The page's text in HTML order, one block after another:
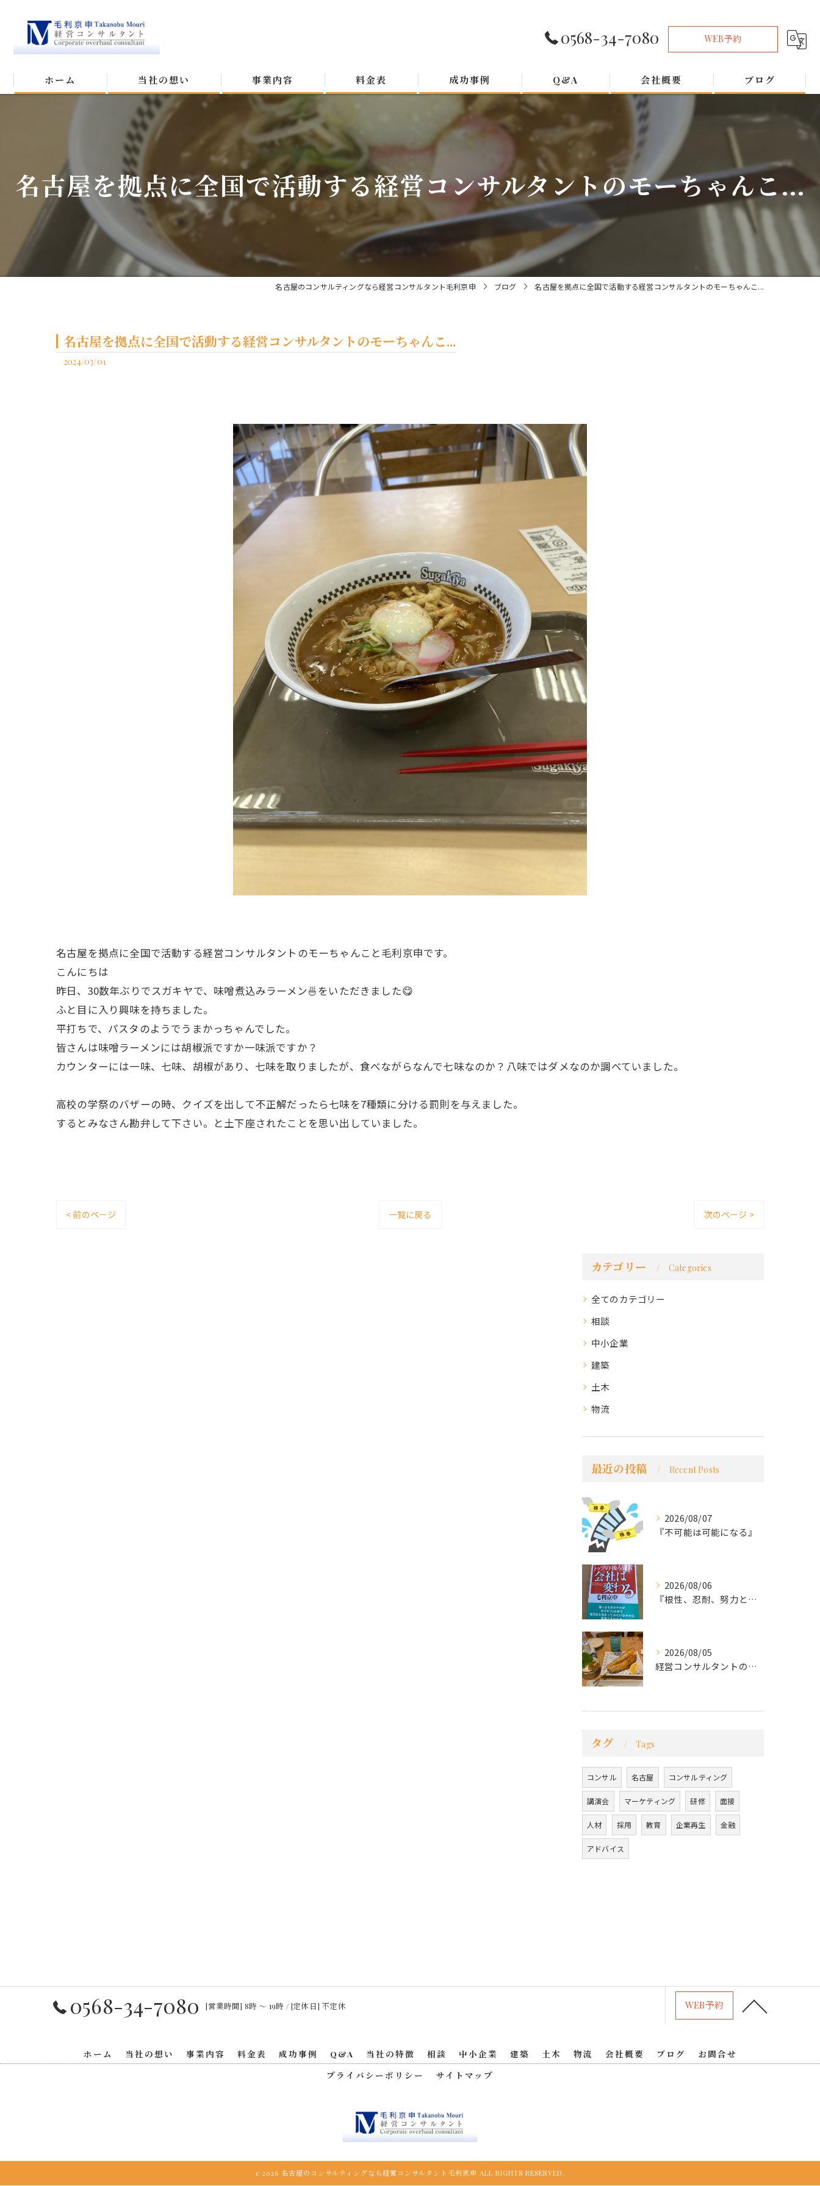
0568-34-7080 WEB予約
ホーム 当社の想い 事業内容 料金表 成功事例 Q&A 会社概要 ブログ
名古屋を拠点に全国で活動する経営コンサルタントのモーちゃんこ...
名古屋のコンサルティングなら経営コンサルタント毛利京申 ブログ 名古屋を拠点に全国で活動する経営コンサルタントのモーちゃんこ...
名古屋を拠点に全国で活動する経営コンサルタントのモーちゃんこ...
2024/03/01
名古屋を拠点に全国で活動する経営コンサルタントのモーちゃんこと毛利京申です。
こんにちは
昨日、30数年ぶりでスガキヤで、味噌煮込みラーメン🍜をいただきました😋
ふと目に入り興味を持ちました。
平打ちで、パスタのようでうまかっちゃんでした。
皆さんは味噌ラーメンには胡椒派ですか一味派ですか？
カウンターには一味、七味、胡椒があり、七味を取りましたが、食べながらなんで七味なのか？八味ではダメなのか調べていました。
高校の学祭のバザーの時、クイズを出して不正解だったら七味を7種類に分ける罰則を与えました。
するとみなさん勘弁して下さい。と土下座されたことを思い出していました。
< 前のページ 一覧に戻る 次のページ >
カテゴリー Categories
全てのカテゴリー
相談
中小企業
建築
土木
物流
最近の投稿 Recent Posts
2026/08/07
『不可能は可能になる』
2026/08/06
『根性、忍耐、努力という言葉は死語なのか』
2026/08/05
経営コンサルタントのモーちゃん・毛利京申です。
タグ Tags
コンサル 名古屋 コンサルティング
講演会 マーケティング 研修 面接
人材 採用 教育 企業再生 金融
アドバイス
0568-34-7080 [営業時間] 8時 〜 19時 / [定休日] 不定休 WEB予約
ホーム 当社の想い 事業内容 料金表 成功事例 Q&A 当社の特徴 相談 中小企業 建築 土木 物流 会社概要 ブログ
お問合せ
プライバシーポリシー
サイトマップ
c 2026 名古屋のコンサルティングなら経営コンサルタント毛利京申 ALL RIGHTS RESERVED.